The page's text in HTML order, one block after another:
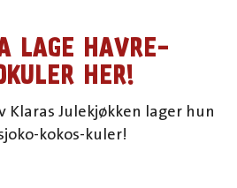
LAGE HAVRE-
HER!
Klaras Julekjøkken lager hun
kokos-kuler!